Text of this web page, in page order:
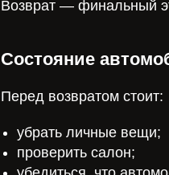
Возврат — финальный
Состояние
Перед возвратом стоит:
убрать личные вещи;
проверить салон;